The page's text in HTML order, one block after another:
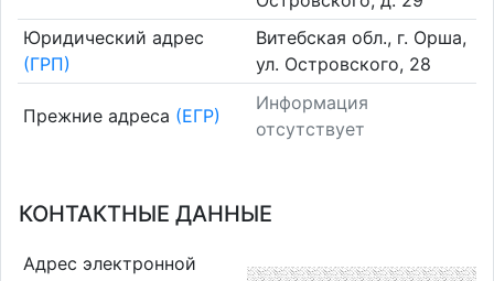
Юридический адрес
(ГРП)
Витебская обл., г. Орша,
ул. Островского, 28
Прежние адреса (ЕГР)
Информация
отсутствует
КОНТАКТНЫЕ ДАННЫЕ
Адрес электронной